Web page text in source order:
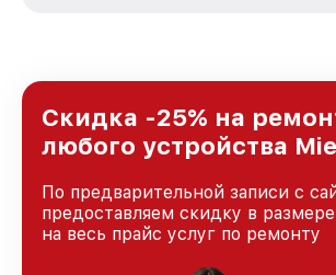
и лояльности наших клиентов.
Скидка -25% на
любого устройства
По предварительной записи с
предоставляем скидку в
на весь прайс услуг по ремонту